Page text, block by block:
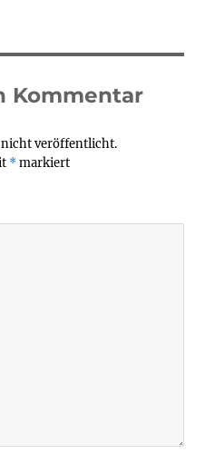
Kommentar
veröffentlicht.
*markiert